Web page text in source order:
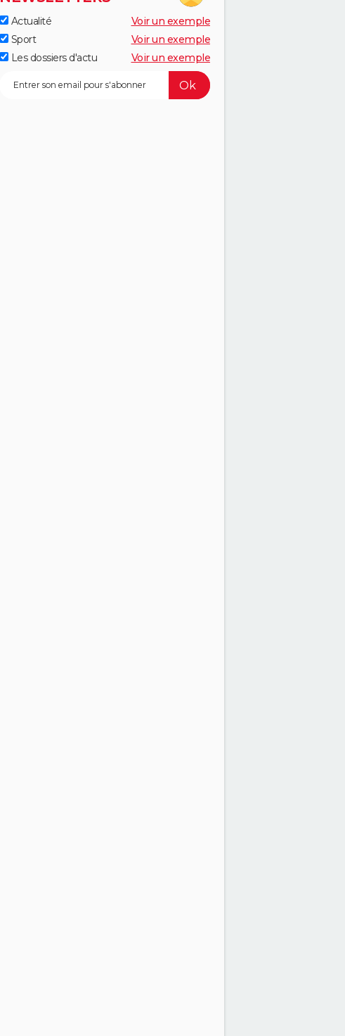
Actualité
Voir un exemple
Sport
Voir un exemple
Les dossiers d'actu
Voir un exemple